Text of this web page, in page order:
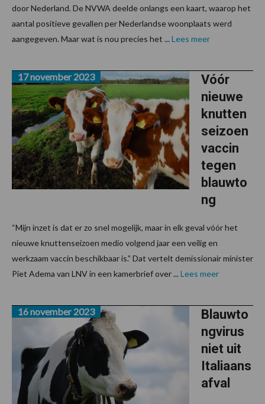
door Nederland. De NVWA deelde onlangs een kaart, waarop het
aantal positieve gevallen per Nederlandse woonplaats werd
aangegeven. Maar wat is nou precies het ... Lees meer
Vóór
nieuwe
knutten
seizoen
vaccin
tegen
blauwto
ng
17 november 2023
“Mijn inzet is dat er zo snel mogelijk, maar in elk geval vóór het
nieuwe knuttenseizoen medio volgend jaar een veilig en
werkzaam vaccin beschikbaar is.” Dat vertelt demissionair minister
Piet Adema van LNV in een kamerbrief over ... Lees meer
Blauwto
ngvirus
niet uit
Italiaans
afval
16 november 2023